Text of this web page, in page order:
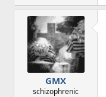
GMX
schizophrenic